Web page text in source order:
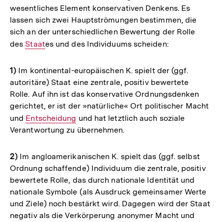
wesentliches Element konservativen Denkens. Es
lassen sich zwei Hauptströmungen bestimmen, die
sich an der unterschiedlichen Bewertung der Rolle
des Interner
Staates und des Individuums scheiden:
1) Im kontinental-europäischen K. spielt der (ggf.
autoritäre) Staat eine zentrale, positiv bewertete
Rolle. Auf ihn ist das konservative Ordnungsdenken
gerichtet, er ist der »natürliche« Ort politischer Macht
und Interner
Link:
Entscheidung und hat letztlich auch soziale
Verantwortung zu übernehmen.
2) Im angloamerikanischen K. spielt das (ggf. selbst
Ordnung schaffende) Individuum die zentrale, positiv
bewertete Rolle, das durch nationale Identität und
nationale Symbole (als Ausdruck gemeinsamer Werte
und Ziele) noch bestärkt wird. Dagegen wird der Staat
negativ als die Verkörperung anonymer Macht und